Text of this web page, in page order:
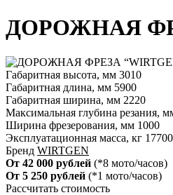
ДОРОЖНАЯ
Габаритная высота, мм 3010
Габаритная длина, мм 5900
Габаритная ширина, мм 2220
Максимальная глубина резания,
Ширина фрезерования, мм 1000
Эксплуатационная масса, кг 17700
Бренд WIRTGEN
От 42 000 рублей (*8 мото/часов)
От 5 250 рублей (*1 мото/часов)
Рассчитать стоимость